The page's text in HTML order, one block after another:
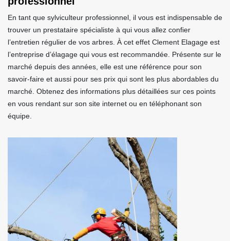
En tant que sylviculteur professionnel, il vous est indispensable de
trouver un prestataire spécialiste à qui vous allez confier
l’entretien régulier de vos arbres. À cet effet Clement Elagage est
l’entreprise d’élagage qui vous est recommandée. Présente sur le
marché depuis des années, elle est une référence pour son
savoir-faire et aussi pour ses prix qui sont les plus abordables du
marché. Obtenez des informations plus détaillées sur ces points
en vous rendant sur son site internet ou en téléphonant son
équipe.